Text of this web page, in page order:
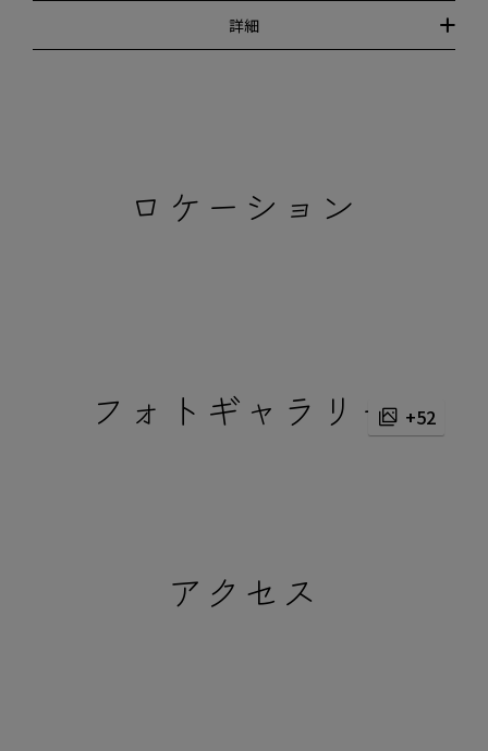
詳細
ロケーション
フォトギャラリー +52
アクセス